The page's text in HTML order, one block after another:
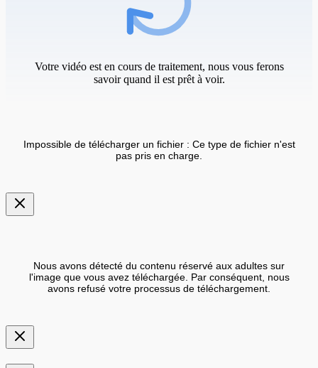
Votre vidéo est en cours de traitement, nous vous ferons
savoir quand il est prêt à voir.
Impossible de télécharger un fichier : Ce type de fichier n'est
pas pris en charge.
Nous avons détecté du contenu réservé aux adultes sur
l'image que vous avez téléchargée. Par conséquent, nous
avons refusé votre processus de téléchargement.